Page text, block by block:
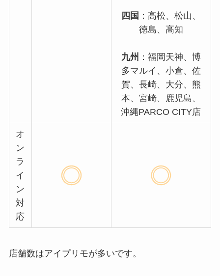
四国 ：高松、松山、
徳島、高知
九州 ：福岡天神、博
多マルイ、小倉、佐
賀、長崎、大分、熊
本、宮崎、鹿児島、
沖縄PARCO CITY店
オ
ン
ラ
イ
ン
対
応
店舗数はアイプリモが多いです。